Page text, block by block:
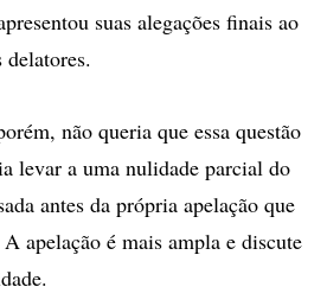
suas alegações finais ao
não queria que essa questão
levar a uma nulidade parcial do
antes da própria apelação que
apelação é mais ampla e discute